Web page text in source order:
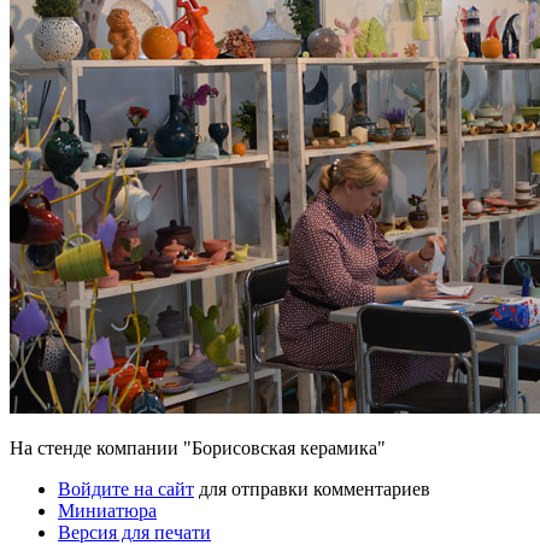
На стенде компании "Борисовская керамика"
Войдите на сайт для отправки комментариев
Миниатюра
Версия для печати